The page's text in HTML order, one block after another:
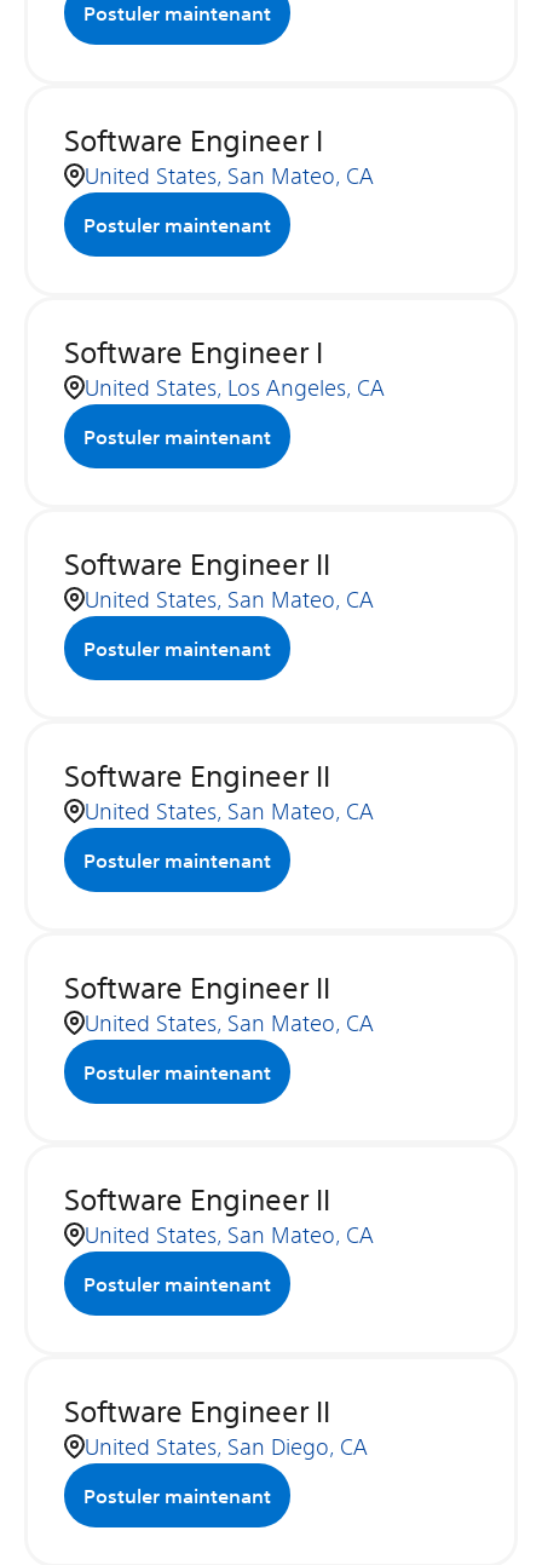
Postuler maintenant
Software Engineer I
United States, San Mateo, CA
Postuler maintenant
Software Engineer I
United States, Los Angeles, CA
Postuler maintenant
Software Engineer II
United States, San Mateo, CA
Postuler maintenant
Software Engineer II
United States, San Mateo, CA
Postuler maintenant
Software Engineer II
United States, San Mateo, CA
Postuler maintenant
Software Engineer II
United States, San Mateo, CA
Postuler maintenant
Software Engineer II
United States, San Diego, CA
Postuler maintenant